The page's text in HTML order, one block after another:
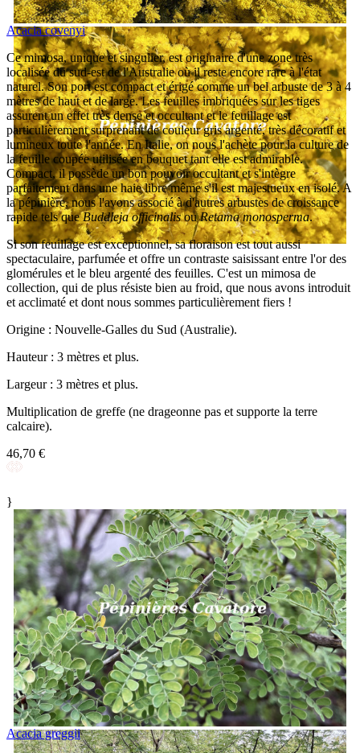
Acacia covenyi
Ce mimosa, unique et singulier, est originaire d'une zone très
localisée du sud-est de l'Australie où il reste encore rare à l'état
naturel. Son port est compact et érigé comme un bel arbuste de 3 à 4
mètres de haut et de large. Les feuilles imbriquées sur les tiges
assurent un effet très dense et occultant et le feuillage est
particulièrement surprenant de couleur gris argenté, très décoratif et
lumineux toute l'année. En Italie, on nous l'achète pour la culture de
la feuille coupée utilisée en bouquet tant elle est admirable.
Compact, il possède un bon pouvoir occultant et s'intègre
parfaitement dans une haie libre même s'il est majestueux en isolé. A
la pépinière, nous l'avons associé à d'autres arbustes de croissance
rapide tels queBuddleja officinalisouRetama monosperma.
Si son feuillage est exceptionnel, sa floraison est tout aussi
spectaculaire, parfumée et offre un contraste saisissant entre l'or des
glomérules et le bleu argenté des feuilles. C'est un mimosa de
collection, qui de plus résiste bien au froid, que nous avons introduit
et acclimaté et dont nous sommes particulièrement fiers !
Origine : Nouvelle-Galles du Sud (Australie).
Hauteur : 3 mètres et plus.
Largeur : 3 mètres et plus.
Multiplication de greffe (ne drageonne pas et supporte la terre
calcaire).
46,70 €
}
Acacia greggii